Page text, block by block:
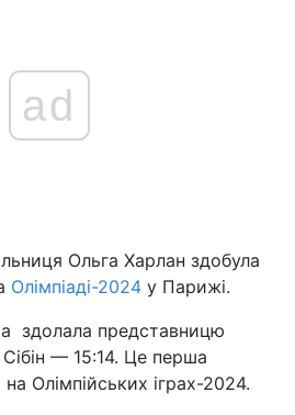
Політика
Наука
ad
Ольга Харлан здобула
Олімпіаді-2024 у Парижі.
здолала представницю
Сібін — 15:14. Це перша
Олімпійських іграх-2024.